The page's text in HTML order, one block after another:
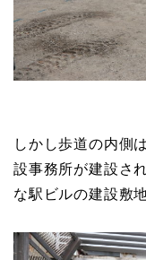
しかし歩道の内側
設事務所が建設さ
な駅ビルの建設敷